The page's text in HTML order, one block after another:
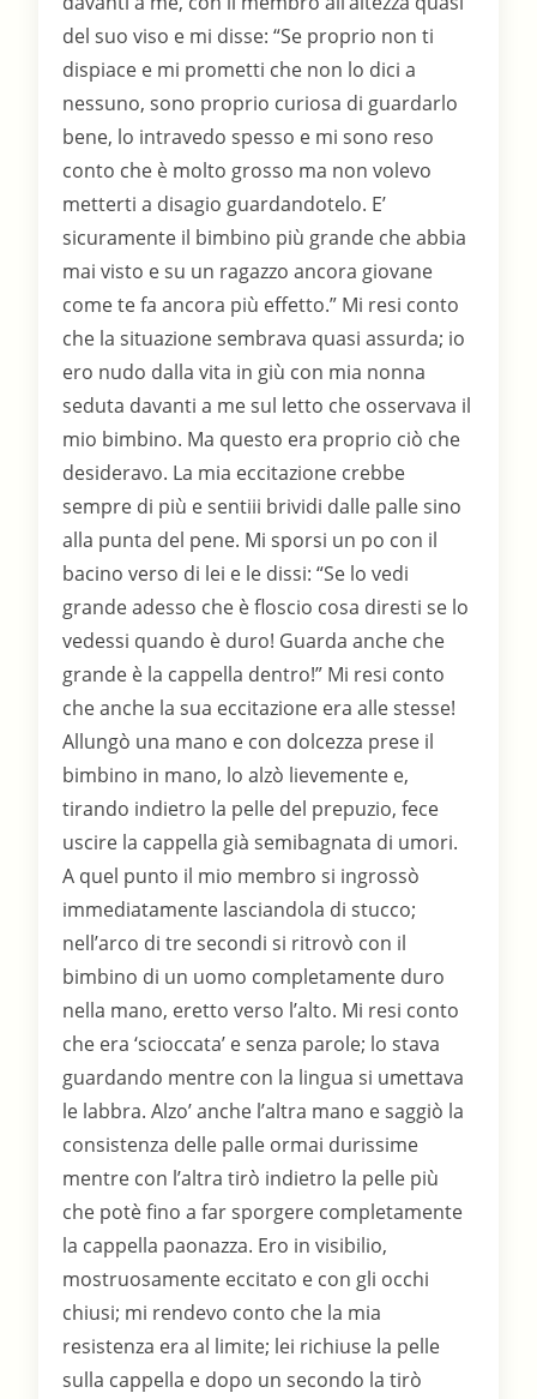
del suo viso e mi disse: “Se proprio non ti
dispiace e mi prometti che non lo dici a
nessuno, sono proprio curiosa di guardarlo
bene, lo intravedo spesso e mi sono reso
conto che è molto grosso ma non volevo
metterti a disagio guardandotelo. E’
sicuramente il bimbino più grande che abbia
mai visto e su un ragazzo ancora giovane
come te fa ancora più effetto.” Mi resi conto
che la situazione sembrava quasi assurda; io
ero nudo dalla vita in giù con mia nonna
seduta davanti a me sul letto che osservava il
mio bimbino. Ma questo era proprio ciò che
desideravo. La mia eccitazione crebbe
sempre di più e sentiii brividi dalle palle sino
alla punta del pene. Mi sporsi un po con il
bacino verso di lei e le dissi: “Se lo vedi
grande adesso che è floscio cosa diresti se lo
vedessi quando è duro! Guarda anche che
grande è la cappella dentro!” Mi resi conto
che anche la sua eccitazione era alle stesse!
Allungò una mano e con dolcezza prese il
bimbino in mano, lo alzò lievemente e,
tirando indietro la pelle del prepuzio, fece
uscire la cappella già semibagnata di umori.
A quel punto il mio membro si ingrossò
immediatamente lasciandola di stucco;
nell’arco di tre secondi si ritrovò con il
bimbino di un uomo completamente duro
nella mano, eretto verso l’alto. Mi resi conto
che era ‘scioccata’ e senza parole; lo stava
guardando mentre con la lingua si umettava
le labbra. Alzo’ anche l’altra mano e saggiò la
consistenza delle palle ormai durissime
mentre con l’altra tirò indietro la pelle più
che potè fino a far sporgere completamente
la cappella paonazza. Ero in visibilio,
mostruosamente eccitato e con gli occhi
chiusi; mi rendevo conto che la mia
resistenza era al limite; lei richiuse la pelle
sulla cappella e dopo un secondo la tirò